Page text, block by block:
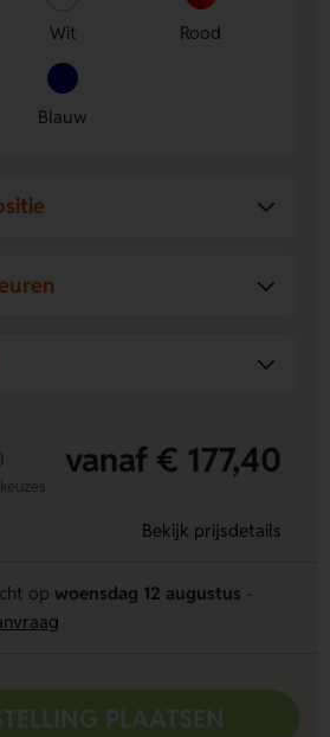
Gemaakt van gerecycled
papier.
Met ca. 80 vel/160 pagina's
of eigen ontwerp.
Wit Rood
Blauw
vanaf € 177,40
Bekijk prijsdetails
op woensdag 12 augustus
PLAATSEN